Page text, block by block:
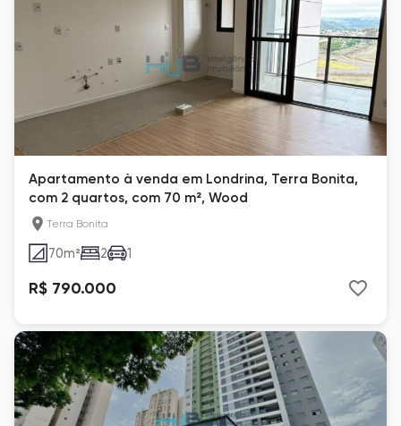
Apartamento à venda em Londrina, Terra Bonita,
com 2 quartos, com 70 m², Wood
Terra Bonita
70m² 2 1
R$ 790.000